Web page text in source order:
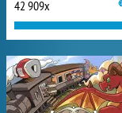
42 909x